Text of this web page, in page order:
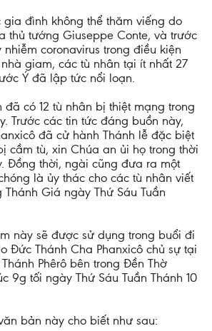
đình không thể thăm viếng do
thủ tướng Giuseppe Conte, và trước
coronavirus trong điều kiện
giam, các tù nhân tại ít nhất 27
Ý đã lập tức nổi loạn.
đã có 12 tù nhân bị thiệt mạng trong
Trước các tin tức đáng buồn này,
đã cử hành Thánh lễ đặc biệt
cầm tù, xin Chúa an ủi họ trong thời
Đồng thời, ngài cũng đưa ra một
là ủy thác cho các tù nhân viết
Giá ngày Thứ Sáu Tuần
này sẽ được sử dụng trong buổi đi
Đức Thánh Cha Phanxicô chủ sự tại
Phêrô bên trong Đền Thờ
9g tối ngày Thứ Sáu Tuần Thánh 10
bản này cho biết như sau: